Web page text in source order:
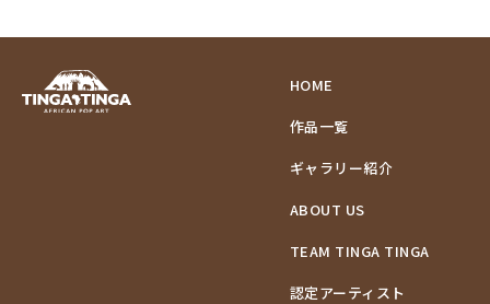
HOME
作品一覧
ギャラリー紹介
ABOUT US
TEAM TINGA TINGA
認定アーティスト